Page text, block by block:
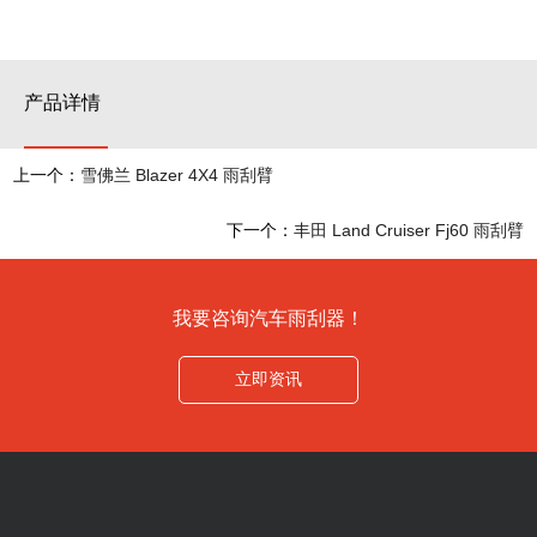
产品详情
上一个： 雪佛兰 Blazer 4X4 雨刮臂
下一个： 丰田 Land Cruiser Fj60 雨刮臂
我要咨询汽车雨刮器！
立即资讯